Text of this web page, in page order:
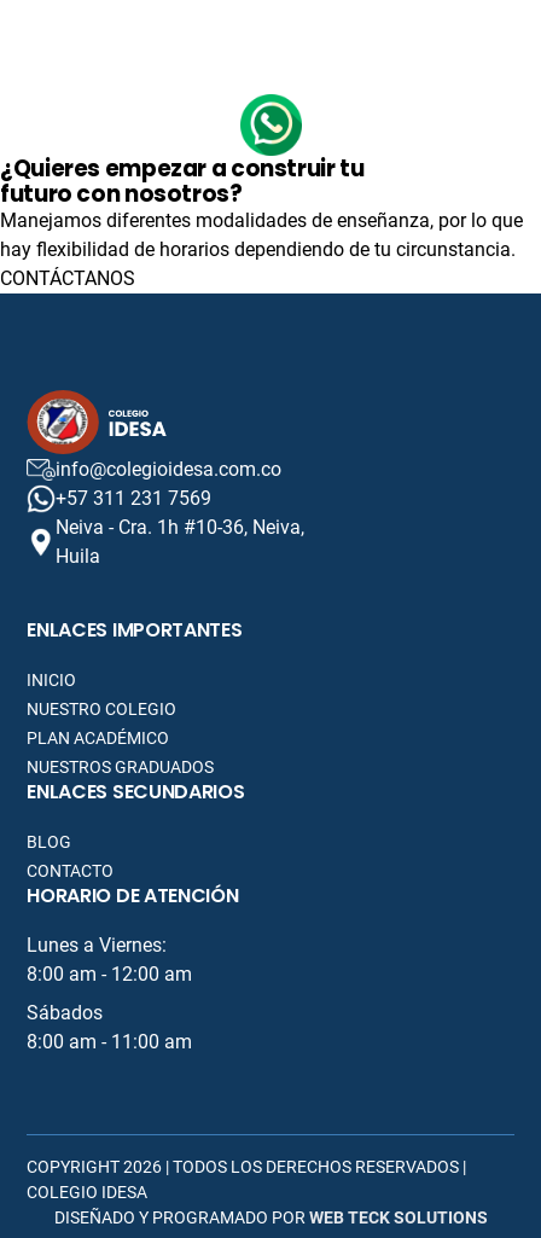
¿Quieres empezar a construir tu
futuro con nosotros?
Manejamos diferentes modalidades de enseñanza, por lo que
hay flexibilidad de horarios dependiendo de tu circunstancia.
CONTÁCTANOS
info@colegioidesa.com.co
+57 311 231 7569
Neiva - Cra. 1h #10-36, Neiva,
Huila
ENLACES IMPORTANTES
INICIO
NUESTRO COLEGIO
PLAN ACADÉMICO
NUESTROS GRADUADOS
ENLACES SECUNDARIOS
BLOG
CONTACTO
HORARIO DE ATENCIÓN
Lunes a Viernes:
8:00 am - 12:00 am
Sábados
8:00 am - 11:00 am
COPYRIGHT2026 | TODOS LOS DERECHOS RESERVADOS |
COLEGIO IDESA
DISEÑADO Y PROGRAMADO POR WEB TECK SOLUTIONS